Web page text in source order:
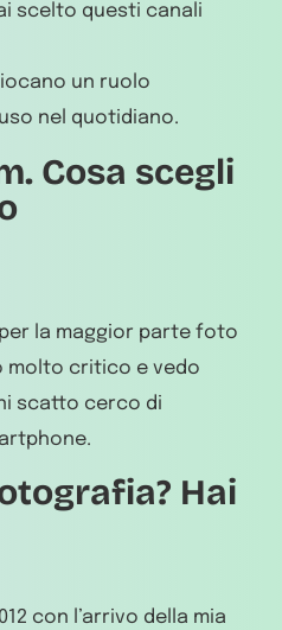
scelto questi canali
un ruolo
nel quotidiano.
Cosa scegli
la maggior parte foto
molto critico e vedo
scatto cerco di
Hai
con l’arrivo della mia